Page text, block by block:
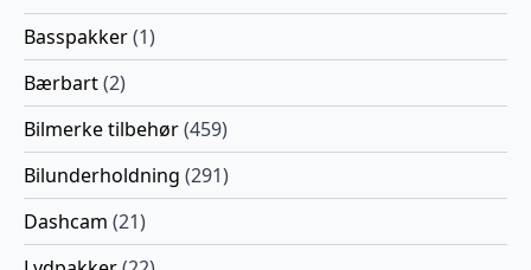
Basspakker(1)
Bærbart(2)
Bilmerke tilbehør(459)
Bilunderholdning (291)
Dashcam (21)